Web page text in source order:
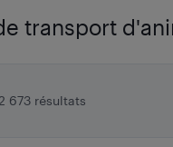
transport
2 673 résultats